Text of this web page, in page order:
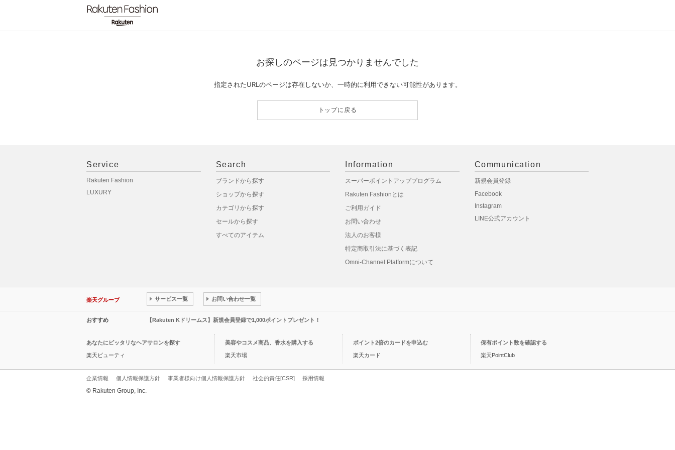
お探しのページは見つかりませんでした
指定されたURLのページは存在しないか、一時的に利用できない可能性があります。
トップに戻る
Service
Rakuten Fashion
LUXURY
Search
ブランドから探す
ショップから探す
カテゴリから探す
セールから探す
すべてのアイテム
Information
スーパーポイントアッププログラム
Rakuten Fashionとは
ご利用ガイド
お問い合わせ
法人のお客様
特定商取引法に基づく表記
Omni-Channel Platformについて
Communication
新規会員登録
Facebook
Instagram
LINE公式アカウント
楽天グループ サービス一覧 お問い合わせ一覧
おすすめ 【Rakuten Kドリームス】新規会員登録で1,000ポイントプレゼント！
あなたにピッタリなヘアサロンを探す
楽天ビューティ
美容やコスメ商品、香水を購入する
楽天市場
ポイント2倍のカードを申込む
楽天カード
保有ポイント数を確認する
楽天PointClub
企業情報 個人情報保護方針 事業者様向け個人情報保護方針 社会的責任[CSR] 採用情報
© Rakuten Group, Inc.